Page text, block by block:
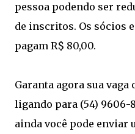
pessoa podendo ser
de inscritos. Os sócios
pagam R$ 80,00.
Garanta agora sua
ligando para (54) 9606-
ainda você pode enviar